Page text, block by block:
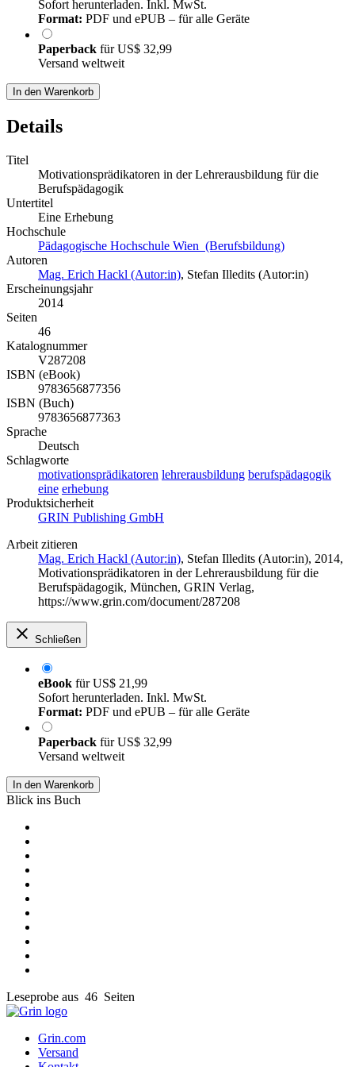
Sofort herunterladen. Inkl. MwSt.
Format: PDF und ePUB – für alle Geräte
Paperback fürUS$ 32,99
Versand weltweit
In den Warenkorb
Details
Titel
Motivationsprädikatoren in der Lehrerausbildung für die
Berufspädagogik
Untertitel
Eine Erhebung
Hochschule
Pädagogische Hochschule Wien (Berufsbildung)
Autoren
Mag. Erich Hackl (Autor:in), Stefan Illedits (Autor:in)
Erscheinungsjahr
2014
Seiten
46
Katalognummer
V287208
ISBN (eBook)
9783656877356
ISBN (Buch)
9783656877363
Sprache
Deutsch
Schlagworte
motivationsprädikatoren lehrerausbildung berufspädagogik
eine erhebung
Produktsicherheit
GRIN Publishing GmbH
Arbeit zitieren
Mag. Erich Hackl (Autor:in), Stefan Illedits (Autor:in), 2014,
Motivationsprädikatoren in der Lehrerausbildung für die
Berufspädagogik, München, GRIN Verlag,
https://www.grin.com/document/287208
Schließen
eBook fürUS$ 21,99
Sofort herunterladen. Inkl. MwSt.
Format: PDF und ePUB – für alle Geräte
Paperback fürUS$ 32,99
Versand weltweit
In den Warenkorb
Blick ins Buch
Leseprobe aus 46 Seiten
Grin.com
Versand